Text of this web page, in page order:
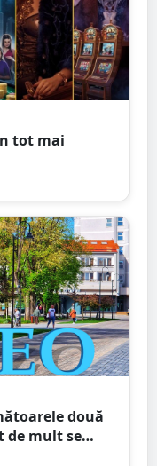
tot mai
două
de mult se